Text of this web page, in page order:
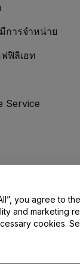
การจำหน่าย
ฟิลิเอท
Service
/ Contact Us
you agree to
and marketing
cookies.